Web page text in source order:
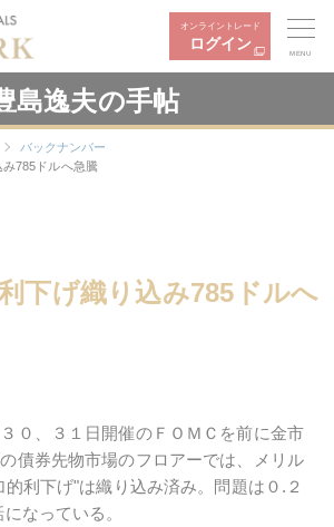
オンライントレード
ログイン
MENU
島逸夫の手帖
バックナンバー
み785ドルへ急騰
下げ織り込み785ドルへ
０、３１日開催のＦＯＭＣを前に金市
債券先物市場のフロアーでは、メリル
利下げ"は織り込み済み。問題は０.２
なっている。